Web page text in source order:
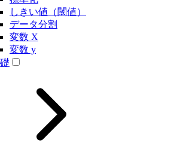
しきい値（閾値）
データ分割
変数 X
変数 y